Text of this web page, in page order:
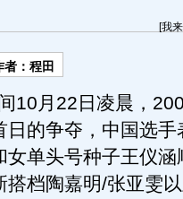
[我
：程田
10月22日凌晨，
的争夺，中国选手
单头号种子王仪涵
档陶嘉明/张亚雯